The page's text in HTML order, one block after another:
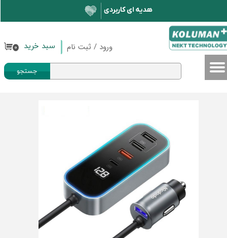
ورود / ثبت نام
حساب کاربری من
تغییر گذر واژه
سفارشات
جستجو
۰ سبد خرید